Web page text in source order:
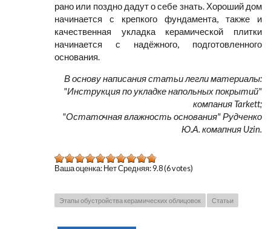
рано или поздно дадут о себе знать. Хороший дом
начинается с крепкого фундамента, также и
качественная укладка керамической плитки
начинается с надёжного, подготовленного
основания.
В основу написания статьи легли материалы:
"Инструкция по укладке напольных покрытий"
компания Tarkett;
"Остаточная влажность основания" Рудченко
Ю.А. комапния Uzin.
Ваша оценка:НетСредняя:9.8(6votes)
Этапы обустройства керамических облицовок Статьи